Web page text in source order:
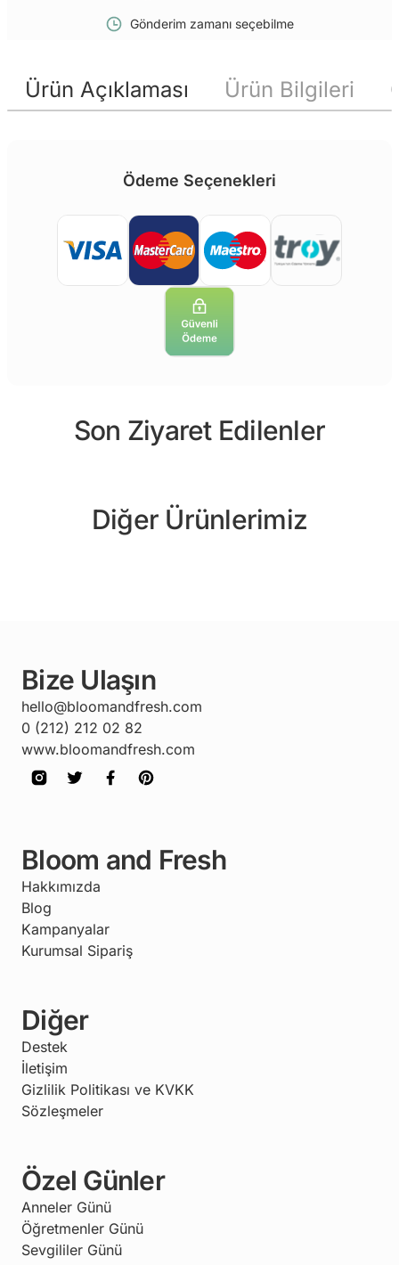
Gönderim zamanı seçebilme
Ürün Açıklaması Ürün Bilgileri
Ödeme Seçenekleri
Son Ziyaret Edilenler
Diğer Ürünlerimiz
Bize Ulaşın
hello@bloomandfresh.com
0 (212) 212 02 82
www.bloomandfresh.com
Bloom and Fresh
Hakkımızda
Blog
Kampanyalar
Kurumsal Sipariş
Diğer
Destek
İletişim
Gizlilik Politikası ve KVKK
Sözleşmeler
Özel Günler
Anneler Günü
Öğretmenler Günü
Sevgililer Günü